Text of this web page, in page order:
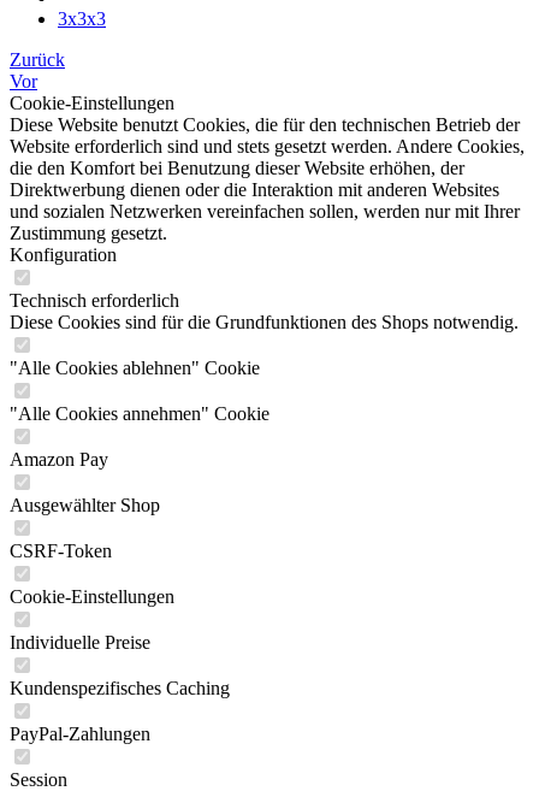
3x3x3
Zurück
Vor
Cookie-Einstellungen
Diese Website benutzt Cookies, die für den technischen Betrieb der
Website erforderlich sind und stets gesetzt werden. Andere Cookies,
die den Komfort bei Benutzung dieser Website erhöhen, der
Direktwerbung dienen oder die Interaktion mit anderen Websites
und sozialen Netzwerken vereinfachen sollen, werden nur mit Ihrer
Zustimmung gesetzt.
Konfiguration
Technisch erforderlich
Diese Cookies sind für die Grundfunktionen des Shops notwendig.
"Alle Cookies ablehnen" Cookie
"Alle Cookies annehmen" Cookie
Amazon Pay
Ausgewählter Shop
CSRF-Token
Cookie-Einstellungen
Individuelle Preise
Kundenspezifisches Caching
PayPal-Zahlungen
Session